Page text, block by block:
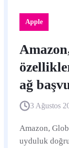
Apple
ağ
3 Ağustos
Amazon,
uyduluk